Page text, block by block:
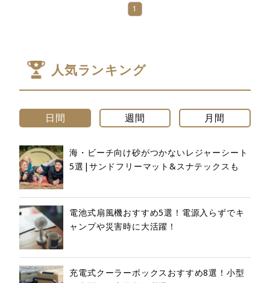
1
人気ランキング
日間 週間 月間
海・ビーチ向け砂がつかないレジャーシート
5選|サンドフリーマット&スナテックスも
電池式扇風機おすすめ5選！電源入らずでキ
ャンプや災害時に大活躍！
充電式クーラーボックスおすすめ8選！小型